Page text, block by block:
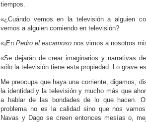
tiempos.
«¿Cuándo vemos en la televisión a alguien
vemos a alguien comiendo en televisión?
«¡ En Pedro el escamoso nos vimos a nosotros
«Se dejarán decrear imaginarios y narrativas
sólo la televisión tiene esta propiedad. Lo grave
Me preocupa que haya una corriente, digamos,
la identidad y la televisión y mucho más que
a hablar de las bondades de lo que hacen.
problema no es la calidad sino que nos
Navas y Dago se creen entonces mesías o,